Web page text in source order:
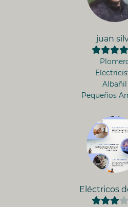
juan
Albañil
Pequeños
Eléctricos